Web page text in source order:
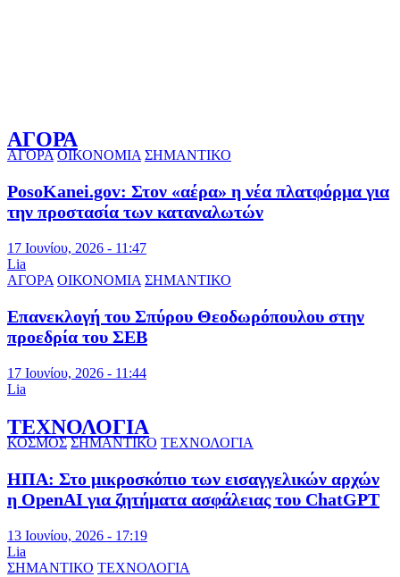
ΑΓΟΡΑ
ΑΓΟΡΑ ΟΙΚΟΝΟΜΙΑ ΣΗΜΑΝΤΙΚΟ
PosoKanei.gov: Στον «αέρα» η νέα πλατφόρμα για
την προστασία των καταναλωτών
17 Ιουνίου, 2026 - 11:47
Lia
ΑΓΟΡΑ ΟΙΚΟΝΟΜΙΑ ΣΗΜΑΝΤΙΚΟ
Επανεκλογή του Σπύρου Θεοδωρόπουλου στην
προεδρία του ΣΕΒ
17 Ιουνίου, 2026 - 11:44
Lia
ΤΕΧΝΟΛΟΓΙΑ
ΚΟΣΜΟΣ ΣΗΜΑΝΤΙΚΟ ΤΕΧΝΟΛΟΓΙΑ
ΗΠΑ: Στο μικροσκόπιο των εισαγγελικών αρχών
η OpenAI για ζητήματα ασφάλειας του ChatGPT
13 Ιουνίου, 2026 - 17:19
Lia
ΣΗΜΑΝΤΙΚΟ ΤΕΧΝΟΛΟΓΙΑ